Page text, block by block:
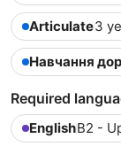
Articulate3
Навчання
Required
EnglishB2 -